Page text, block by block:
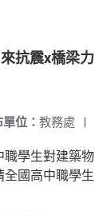
抗震x橋梁力
位： 教務處 |
職學生對建築物
國高中職學生